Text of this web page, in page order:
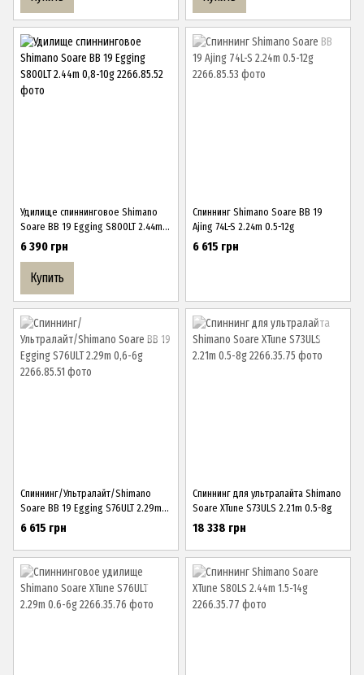
Удилище спиннинговое Shimano
Soare BB 19 Egging S800LT 2.44m
0,8-10g
6 390 грн
Купить
Спиннинг Shimano Soare BB 19
Ajing 74L-S 2.24m 0.5-12g
6 615 грн
Спиннинг/Ультралайт/Shimano
Soare BB 19 Egging S76ULT 2.29m
0,6-6g
6 615 грн
Спиннинг для ультралайта Shimano
Soare XTune S73ULS 2.21m 0.5-8g
18 338 грн